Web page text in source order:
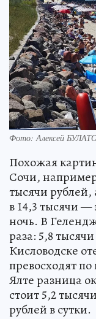
Фото:Алексей
Похожая
Сочи,
тысячи рублей,
в 14,3 тысячи —
ночь. В
раза: 5,8
Кисловодске
превосходят
Ялте разница
стоит 5,2
рублей в сутки.